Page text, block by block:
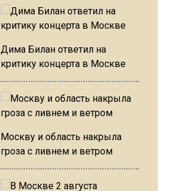
Дима Билан ответил на
критику концерта в Москве
Москву и область накрыла
гроза с ливнем и ветром